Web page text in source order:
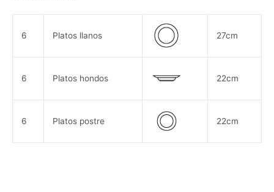
6 Platos llanos 27cm
6 Platos hondos 22cm
6 Platos postre 22cm